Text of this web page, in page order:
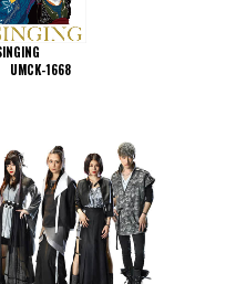
1668